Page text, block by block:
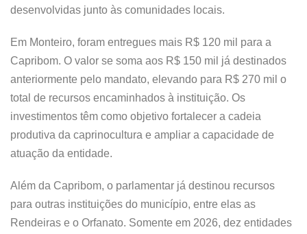
desenvolvidas junto às comunidades locais.
Em Monteiro, foram entregues mais R$ 120 mil para a
Capribom. O valor se soma aos R$ 150 mil já destinados
anteriormente pelo mandato, elevando para R$ 270 mil o
total de recursos encaminhados à instituição. Os
investimentos têm como objetivo fortalecer a cadeia
produtiva da caprinocultura e ampliar a capacidade de
atuação da entidade.
Além da Capribom, o parlamentar já destinou recursos
para outras instituições do município, entre elas as
Rendeiras e o Orfanato. Somente em 2026, dez entidades